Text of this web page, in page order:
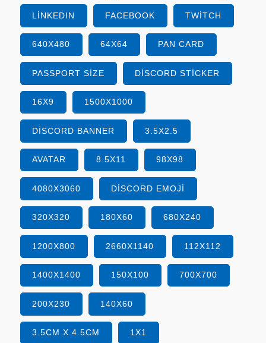
LINKEDIN FACEBOOK TWITCH
640X480 64X64 PAN CARD
PASSPORT SIZE DISCORD STICKER
16X9 1500X1000
DISCORD BANNER 3.5X2.5
AVATAR 8.5X11 98X98
4080X3060 DISCORD EMOJI
320X320 180X60 680X240
1200X800 2660X1140 112X112
1400X1400 150X100 700X700
200X230 140X60
3.5CM X 4.5CM 1X1